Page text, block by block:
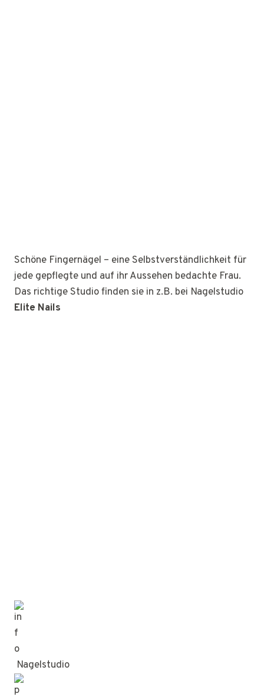
Schöne Fingernägel – eine Selbstverständlichkeit für
jede gepflegte und auf ihr Aussehen bedachte Frau.
Das richtige Studio finden sie in z.B. bei Nagelstudio
Elite Nails
Nagelstudio